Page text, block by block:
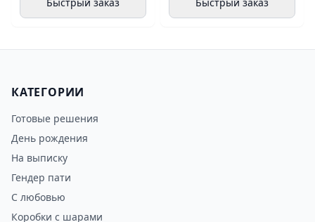
КАТЕГОРИИ
Готовые решения
День рождения
На выписку
Гендер пати
С любовью
Коробки с шарами